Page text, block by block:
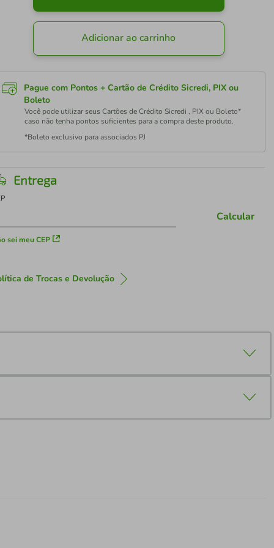
Adicionar ao carrinho
Pague com Pontos + Cartão de Crédito Sicredi, PIX ou
Boleto
Você pode utilizar seus Cartões de Crédito Sicredi , PIX ou Boleto*
caso não tenha pontos suficientes para a compra deste produto.
*Boleto exclusivo para associados PJ
Entrega
sei meu CEP
Calcular
de Trocas e Devolução